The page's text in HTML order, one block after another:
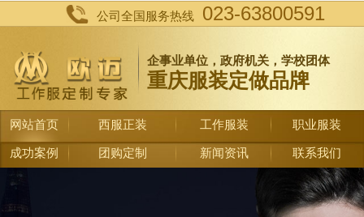
公司全国服务热线 023-63800591
企事业单位，政府机关，学校团体
重庆服装定做品牌
网站首页 西服正装 工作服装 职业服装
成功案例 团购定制 新闻资讯 联系我们